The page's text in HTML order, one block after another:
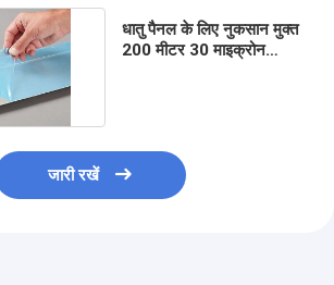
धातु पैनल के लिए नुकसान मुक्त
200 मीटर 30 माइक्रोन
जारी रखें